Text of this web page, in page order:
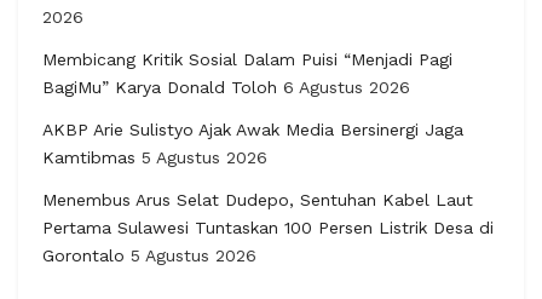
2026
Membicang Kritik Sosial Dalam Puisi “Menjadi Pagi
BagiMu” Karya Donald Toloh 6 Agustus 2026
AKBP Arie Sulistyo Ajak Awak Media Bersinergi Jaga
Kamtibmas 5 Agustus 2026
Menembus Arus Selat Dudepo, Sentuhan Kabel Laut
Pertama Sulawesi Tuntaskan 100 Persen Listrik Desa di
Gorontalo 5 Agustus 2026